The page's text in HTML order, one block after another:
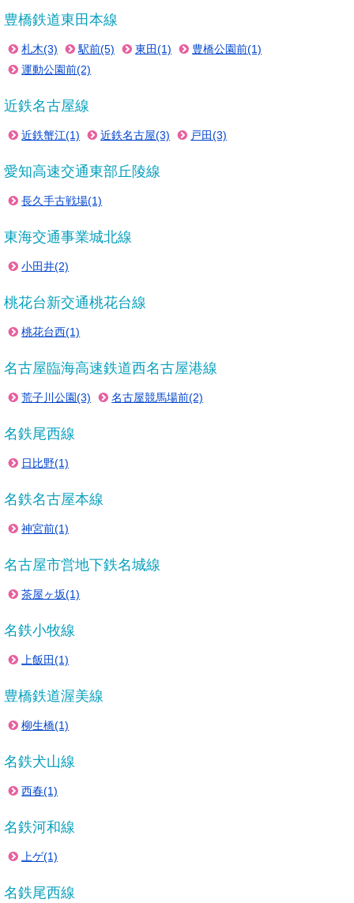
豊橋鉄道東田本線
札木(3) 駅前(5) 東田(1)
豊橋公園前(1)
運動公園前(2)
近鉄名古屋線
近鉄蟹江(1) 近鉄名古屋(3) 戸田(3)
愛知高速交通東部丘陵線
長久手古戦場(1)
東海交通事業城北線
小田井(2)
桃花台新交通桃花台線
桃花台西(1)
名古屋臨海高速鉄道西名古屋港線
荒子川公園(3) 名古屋競馬場前(2)
名鉄尾西線
日比野(1)
名鉄名古屋本線
神宮前(1)
名古屋市営地下鉄名城線
茶屋ヶ坂(1)
名鉄小牧線
上飯田(1)
豊橋鉄道渥美線
柳生橋(1)
名鉄犬山線
西春(1)
名鉄河和線
上ゲ(1)
名鉄尾西線